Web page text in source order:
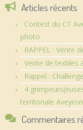
Articles récents
Contest du CT
photo
RAPPEL : Vente
Vente de textiles
Rappel :
4
territoriale
Commentaires